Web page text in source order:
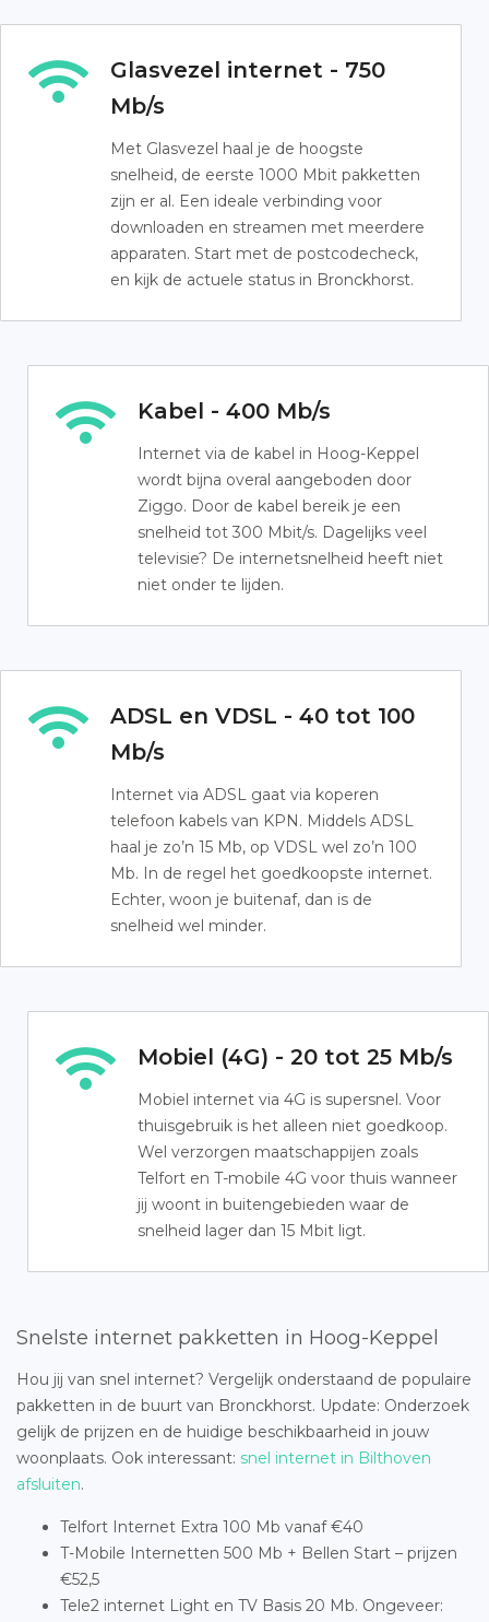
Glasvezel internet - 750
Mb/s
Met Glasvezel haal je de hoogste
snelheid, de eerste 1000 Mbit pakketten
zijn er al. Een ideale verbinding voor
downloaden en streamen met meerdere
apparaten. Start met de postcodecheck,
en kijk de actuele status in Bronckhorst.
Kabel - 400 Mb/s
Internet via de kabel in Hoog-Keppel
wordt bijna overal aangeboden door
Ziggo. Door de kabel bereik je een
snelheid tot 300 Mbit/s. Dagelijks veel
televisie? De internetsnelheid heeft niet
niet onder te lijden.
ADSL en VDSL - 40 tot 100
Mb/s
Internet via ADSL gaat via koperen
telefoon kabels van KPN. Middels ADSL
haal je zo’n 15 Mb, op VDSL wel zo’n 100
Mb. In de regel het goedkoopste internet.
Echter, woon je buitenaf, dan is de
snelheid wel minder.
Mobiel (4G) - 20 tot 25 Mb/s
Mobiel internet via 4G is supersnel. Voor
thuisgebruik is het alleen niet goedkoop.
Wel verzorgen maatschappijen zoals
Telfort en T-mobile 4G voor thuis wanneer
jij woont in buitengebieden waar de
snelheid lager dan 15 Mbit ligt.
Snelste internet pakketten in Hoog-Keppel
Hou jij van snel internet? Vergelijk onderstaand de populaire
pakketten in de buurt van Bronckhorst. Update: Onderzoek
gelijk de prijzen en de huidige beschikbaarheid in jouw
woonplaats. Ook interessant: snel internet in Bilthoven
afsluiten.
Telfort Internet Extra 100 Mb vanaf €40
T-Mobile Internetten 500 Mb + Bellen Start – prijzen
€52,5
Tele2 internet Light en TV Basis 20 Mb. Ongeveer: